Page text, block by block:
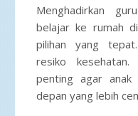
Menghadirkan
belajar ke rumah
pilihan yang
resiko
penting agar anak
depan yang lebih